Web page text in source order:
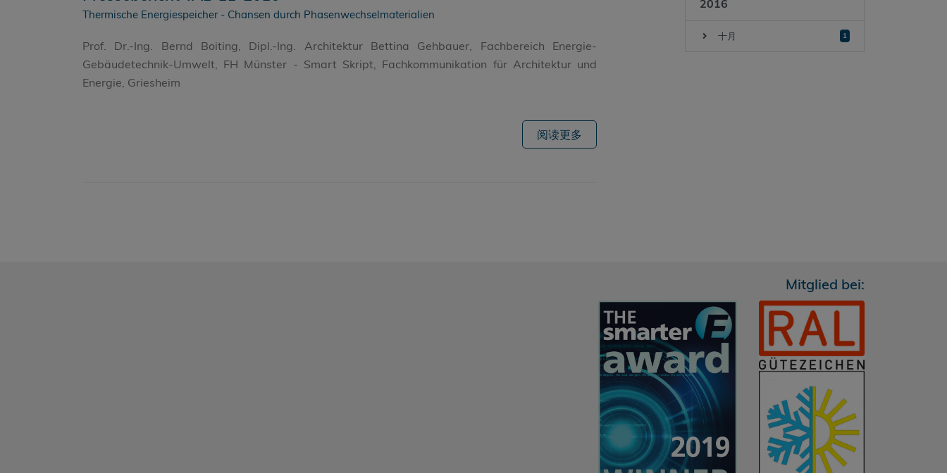
Thermische Energiespeicher - Chansen durch Phasenwechselmaterialien
Prof. Dr.-Ing. Bernd Boiting, Dipl.-Ing. Architektur Bettina Gehbauer, Fachbereich Energie-
Gebäudetechnik-Umwelt, FH Münster - Smart Skript, Fachkommunikation für Architektur und
Energie, Griesheim
阅读更多
2016
十月 1
Mitglied bei: